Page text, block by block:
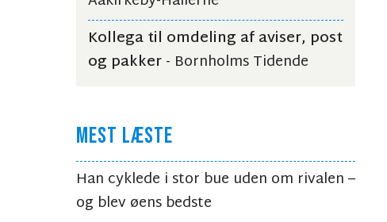
Kollega til omdeling af aviser, post
og pakker- Bornholms Tidende
MEST LÆSTE
Han cyklede i stor bue uden om rivalen –
og blev øens bedste